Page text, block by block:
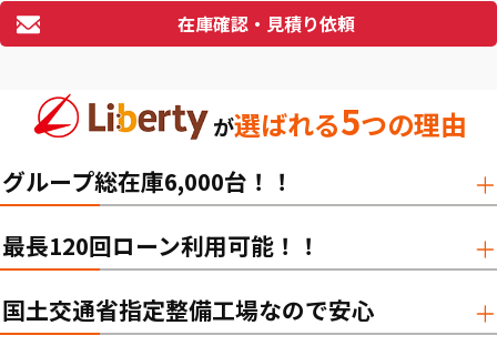
在庫確認・見積り依頼
が選ばれる5つの理由
グループ総在庫6,000台！！
最長120回ローン利用可能！！
国土交通省指定整備工場なので安心